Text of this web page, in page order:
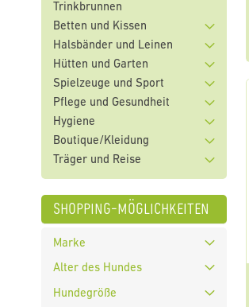
Trinkbrunnen
Betten und Kissen
Halsbänder und Leinen
Hütten und Garten
Spielzeuge und Sport
Pflege und Gesundheit
Hygiene
Boutique/Kleidung
Träger und Reise
shopping-möglichkeiten
Marke
Alter des Hundes
Hundegröße